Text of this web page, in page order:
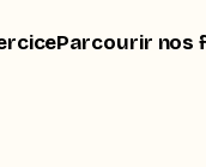
Parcourir nos